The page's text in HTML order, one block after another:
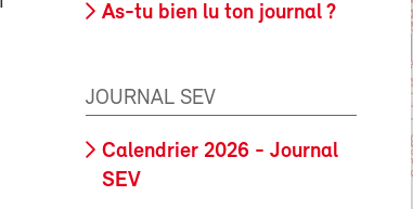
As-tu bien lu ton journal ?
JOURNAL SEV
Calendrier 2026 - Journal
SEV